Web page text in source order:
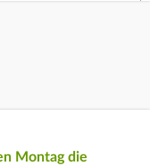
Montag die